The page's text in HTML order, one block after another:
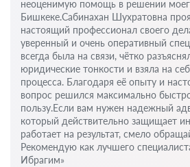
неоценимую помощь в решении
Бишкеке.Сабинахан Шухратовна
настоящий профессионал своего
уверенный и очень оперативный
всегда была на связи, чётко
юридические тонкости и взяла на
процесса. Благодаря её опыту и
вопрос решился максимально
пользу.Если вам нужен надежный
который действительно защищает
работает на результат, смело
Рекомендую как лучшего
Ибрагим»